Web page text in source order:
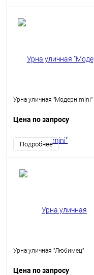
Урна уличная "Модерн mini"
Цена по запросу
Подробнее
Урна уличная "Любимец"
Цена по запросу